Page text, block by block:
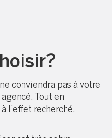
conviendra pas à votre
Tout en
l’effet recherché.